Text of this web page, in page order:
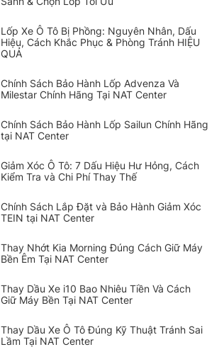
Lốp Xe Ô Tô Bị Phồng: Nguyên Nhân, Dấu
Hiệu, Cách Khắc Phục & Phòng Tránh HIỆU
QUẢ
Chính Sách Bảo Hành Lốp Advenza Và
Milestar Chính Hãng Tại NAT Center
Chính Sách Bảo Hành Lốp Sailun Chính Hãng
tại NAT Center
Giảm Xóc Ô Tô: 7 Dấu Hiệu Hư Hỏng, Cách
Kiểm Tra và Chi Phí Thay Thế
Chính Sách Lắp Đặt và Bảo Hành Giảm Xóc
TEIN tại NAT Center
Thay Nhớt Kia Morning Đúng Cách Giữ Máy
Bền Êm Tại NAT Center
Thay Dầu Xe i10 Bao Nhiêu Tiền Và Cách
Giữ Máy Bền Tại NAT Center
Thay Dầu Xe Ô Tô Đúng Kỹ Thuật Tránh Sai
Lầm Tại NAT Center